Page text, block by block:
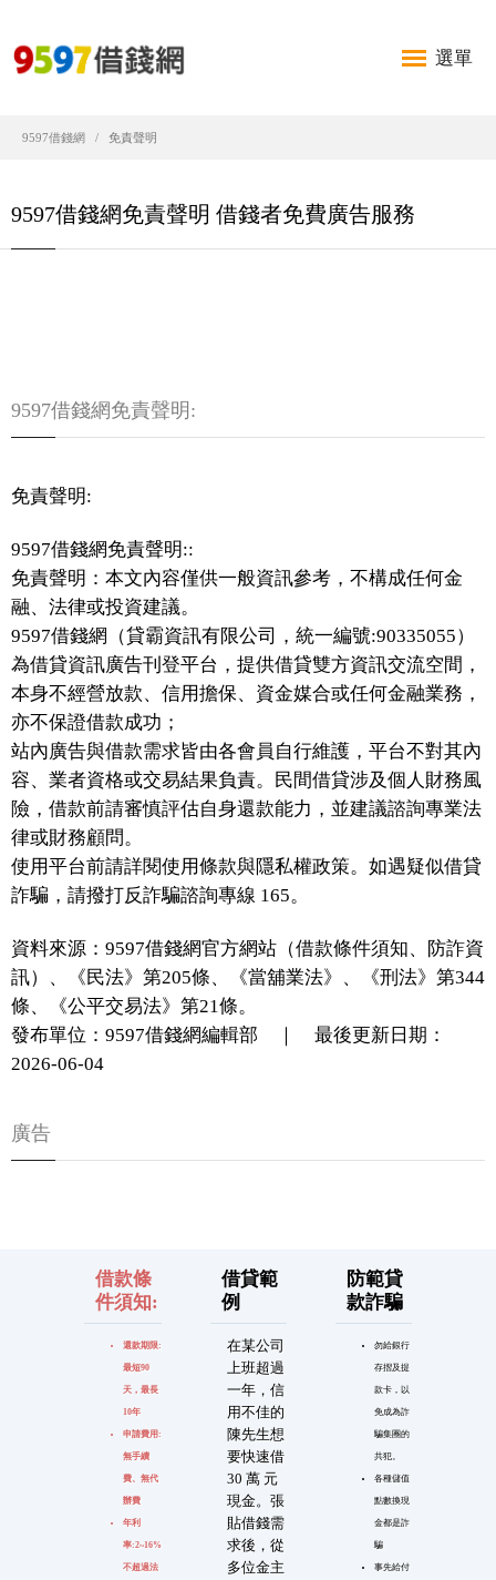
選單
9597借錢網 免責聲明
9597借錢網免責聲明 借錢者免費廣告服務
9597借錢網免責聲明:
免責聲明:
9597借錢網免責聲明::
免責聲明：本文內容僅供一般資訊參考，不構成任何金
融、法律或投資建議。
9597借錢網（貸霸資訊有限公司，統一編號:90335055）
為借貸資訊廣告刊登平台，提供借貸雙方資訊交流空間，
本身不經營放款、信用擔保、資金媒合或任何金融業務，
亦不保證借款成功；
站內廣告與借款需求皆由各會員自行維護，平台不對其內
容、業者資格或交易結果負責。民間借貸涉及個人財務風
險，借款前請審慎評估自身還款能力，並建議諮詢專業法
律或財務顧問。
使用平台前請詳閱使用條款與隱私權政策。如遇疑似借貸
詐騙，請撥打反詐騙諮詢專線 165。
資料來源：9597借錢網官方網站（借款條件須知、防詐資
訊）、《民法》第205條、《當舖業法》、《刑法》第344
條、《公平交易法》第21條。
發布單位：9597借錢網編輯部 ｜ 最後更新日期：
2026-06-04
廣告
借款條
件須知:
還款期限:
最短90
天，最長
10年
申請費用:
無手續
費、無代
辦費
年利
率:2~16%
不超過法
借貸範
例
在某公司
上班超過
一年，信
用不佳的
陳先生想
要快速借
30 萬 元
現金。張
貼借錢需
求後，從
多位金主
防範貸
款詐騙
勿給銀行
存摺及提
款卡，以
免成為詐
騙集團的
共犯。
各種儲值
點數換現
金都是詐
騙
事先給付